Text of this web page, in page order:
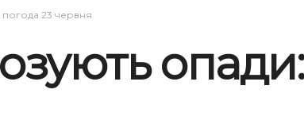
23 червня